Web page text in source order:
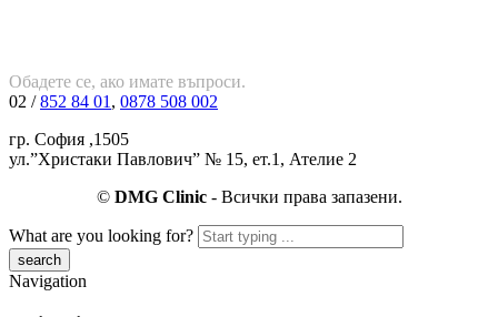
Обадете се, ако имате въпроси.
02 /852 84 01 , 0878 508 002
гр. София ,1505
ул.”Христаки Павлович” № 15, ет.1, Ателие 2
© DMG Clinic- Всички права запазени.
What are you looking for?
Navigation